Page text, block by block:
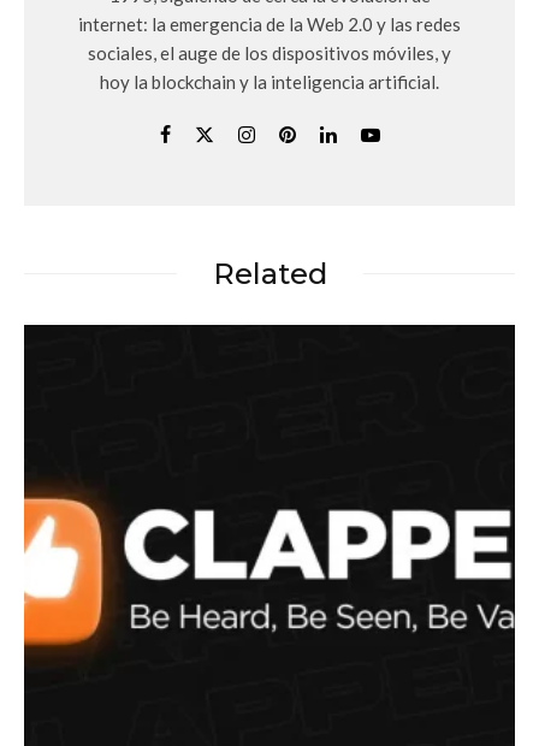
internet: la emergencia de la Web 2.0 y las redes
sociales, el auge de los dispositivos móviles, y
hoy la blockchain y la inteligencia artificial.
Related